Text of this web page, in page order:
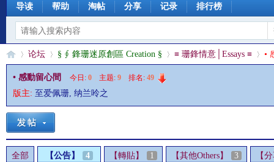
导读 帮助 淘帖 分享 记录 排行榜
§ »
论坛
›
§ ∮ 鋒珊迷原創區 Creation §
›
≡ 珊鋒情意│Essays ≡
›
•
• 感動留心間 今日: 0 主题: 9 排名: 49
版主: 至爱佩珊, 纳兰呤之
全部 【公告】 4 【轉貼】 1 【其他Others】 3 【